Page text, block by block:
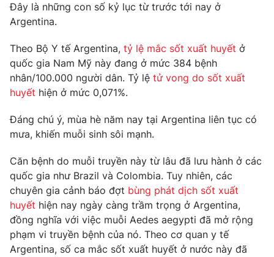
Câu chuyện quốc tế
Tài chính
Góc doanh nghiệp
Dữ liệu và đời sống
Truyền hình
Phim VTV
Nhân vật
Giải sao mai
Giải trí
Điện ảnh
Âm nhạc
Sao
Đời sống
Làm đẹp
Chất lượng cuộc sống
Giáo dục
Tuyển sinh
Học trực tuyến
Công nghệ
Hitech Công nghệ tương lai
Sản phẩm
Giao lưu trực tuyến
Đây là những con số kỷ lục từ trước tới nay ở
Argentina.
Theo Bộ Y tế Argentina, tỷ lệ mắc sốt xuất huyết ở
quốc gia Nam Mỹ này đang ở mức 384 bệnh
nhân/100.000 người dân. Tỷ lệ tử vong do sốt xuất
huyết hiện ở mức 0,071%.
Đáng chú ý, mùa hè năm nay tại Argentina liên tục có
mưa, khiến muỗi sinh sôi mạnh.
Căn bệnh do muỗi truyền này từ lâu đã lưu hành ở các
quốc gia như Brazil và Colombia. Tuy nhiên, các
chuyên gia cảnh báo đợt bùng phát dịch sốt xuất
huyết hiện nay ngày càng trầm trọng ở Argentina,
đồng nghĩa với việc muỗi Aedes aegypti đã mở rộng
phạm vi truyền bệnh của nó. Theo cơ quan y tế
Argentina, số ca mắc sốt xuất huyết ở nước này đã